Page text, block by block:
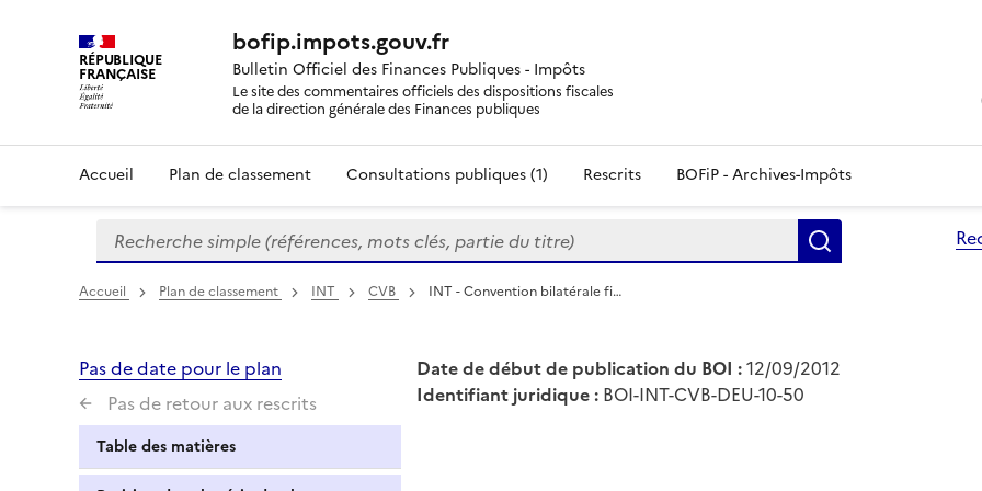
RÉPUBLIQUE
FRANÇAISE
bofip.impots.gouv.fr
Bulletin Officiel des Finances Publiques - Impôts
Le site des commentaires officiels des dispositions fiscales
de la direction générale des Finances publiques
Accueil Plan de classement Consultations publiques (1) Rescrits BOFiP - Archives-Impôts
Formulaire
de
recherche
Recherche simple (références, mots clés, partie du titre)
Accueil Plan de classement INT CVB INT - Convention bilatérale fi…
Pas de date pour le plan
Pas de retour aux rescrits
Table des matières
Date de début de publication du BOI :12/09/2012
Identifiant juridique : BOI-INT-CVB-DEU-10-50